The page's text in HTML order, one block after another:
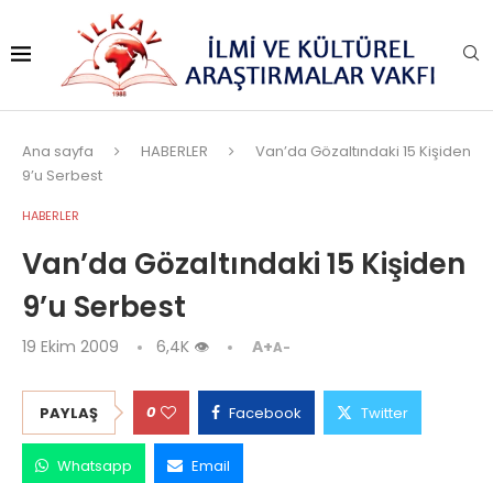
Ana sayfa HABERLER
Van’da Gözaltındaki 15 Kişiden
9’u Serbest
HABERLER
Van’da Gözaltındaki 15 Kişiden
9’u Serbest
19 Ekim 2009 6,4K 👁 A+A-
PAYLAŞ 0 Facebook Twitter
Whatsapp Email